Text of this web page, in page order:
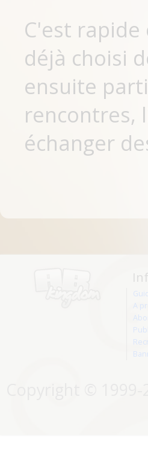
C'est
déjà choisi
ensuite
rencontres,
échanger
A